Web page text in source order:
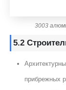
3003
5.2
прибрежных